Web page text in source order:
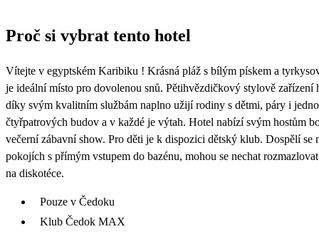
Proč si vybrat tento hotel
Vítejte v egyptském Karibiku ! Krásná pláž s bílým pískem a
je ideální místo pro dovolenou snů. Pětihvězdičkový stylově zařízení
díky svým kvalitním službám naplno užijí rodiny s dětmi, páry i
čtyřpatrových budov a v každé je výtah. Hotel nabízí svým hostům
večerní zábavní show. Pro děti je k dispozici dětský klub. Dospělí se
pokojích s přímým vstupem do bazénu, mohou se nechat
na diskotéce.
Pouze v Čedoku
Klub Čedok MAX